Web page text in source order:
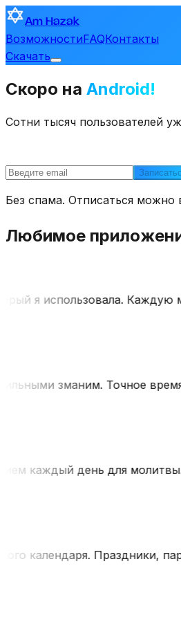
Am Hazak
ВозможностиFAQКонтакты
Скачать
Скоро на Android!
Сотни тысяч пользователей
Без спама. Отписаться можно
Любимое
я использовала. Каждую
зманим. Точное время,
каждый день для молитвы.
календаря. Праздники,